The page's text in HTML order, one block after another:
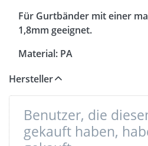
Für Gurtbänder mit einer
1,8mm geeignet.
Material: PA
Farbe: schwarz
Hersteller
Benutzer, die
gekauft haben,